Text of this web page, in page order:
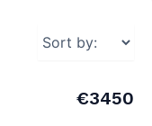
€3450